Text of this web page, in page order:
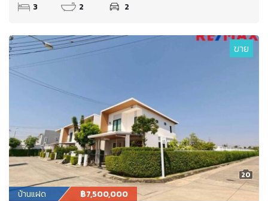
3
2 2
20
ขาย
บ้านแฝด ฿7,500,000